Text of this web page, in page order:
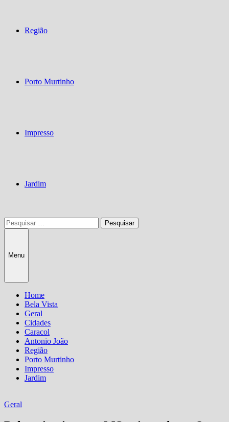
Região
Porto Murtinho
Impresso
Jardim
Pesquisar
por:
Menu
Home
Bela Vista
Geral
Cidades
Caracol
Antonio João
Região
Porto Murtinho
Impresso
Jardim
Geral